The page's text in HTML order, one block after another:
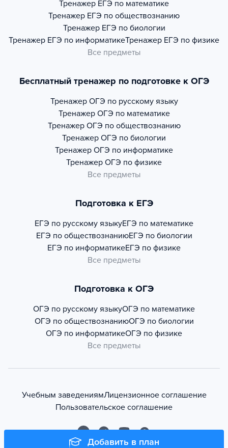
Добавить в план
Тренажер ЕГЭ по математике
Тренажер ЕГЭ по обществознанию
Тренажер ЕГЭ по биологии
Тренажер ЕГЭ по информатикеТренажер ЕГЭ по физике
Все предметы
Бесплатный тренажер по подготовке к ОГЭ
Тренажер ОГЭ по русскому языку
Тренажер ОГЭ по математике
Тренажер ОГЭ по обществознанию
Тренажер ОГЭ по биологии
Тренажер ОГЭ по информатике
Тренажер ОГЭ по физике
Все предметы
Подготовка к ЕГЭ
ЕГЭ по русскому языкуЕГЭ по математике
ЕГЭ по обществознаниюЕГЭ по биологии
ЕГЭ по информатикеЕГЭ по физике
Все предметы
Подготовка к ОГЭ
ОГЭ по русскому языкуОГЭ по математике
ОГЭ по обществознаниюОГЭ по биологии
ОГЭ по информатикеОГЭ по физике
Все предметы
Учебным заведениямЛицензионное соглашение
Пользовательское соглашение